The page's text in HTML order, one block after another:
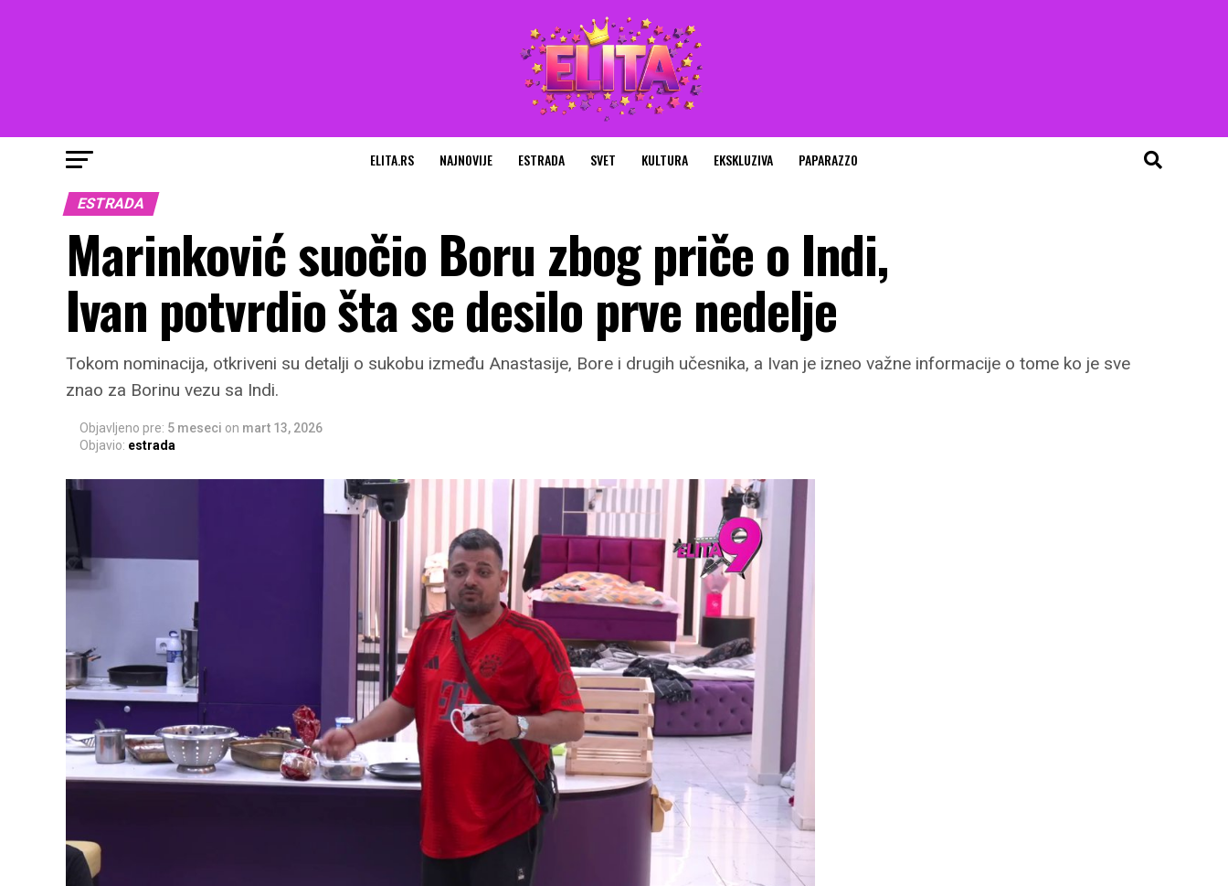
ELITA.RS NAJNOVIJE ESTRADA SVET KULTURA EKSKLUZIVA PAPARAZZO
ESTRADA
Marinković suočio Boru zbog priče o Indi,
Ivan potvrdio šta se desilo prve nedelje
Tokom nominacija, otkriveni su detalji o sukobu između Anastasije, Bore i drugih učesnika, a Ivan je izneo važne informacije o tome ko je sve
znao za Borinu vezu sa Indi.
Objavljeno pre: 5 meseci on mart 13, 2026
Objavio: estrada